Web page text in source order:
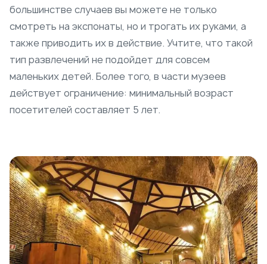
большинстве случаев вы можете не только
смотреть на экспонаты, но и трогать их руками, а
также приводить их в действие. Учтите, что такой
тип развлечений не подойдет для совсем
маленьких детей. Более того, в части музеев
действует ограничение: минимальный возраст
посетителей составляет 5 лет.